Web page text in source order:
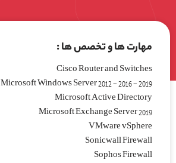
مهارت ها و تخصص ها :
Cisco Router and Switches
Microsoft Windows Server 2012 - 2016 - 2019
Microsoft Active Directory
Microsoft Exchange Server 2019
VMware vSphere
Sonicwall Firewall
Sophos Firewall